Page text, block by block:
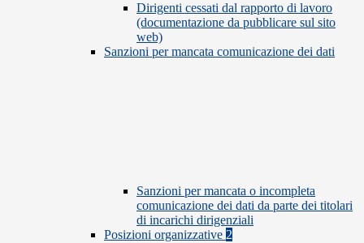
Dirigenti cessati dal rapporto di lavoro
(documentazione da pubblicare sul sito
web)
Sanzioni per mancata comunicazione dei dati
Sanzioni per mancata o incompleta
comunicazione dei dati da parte dei titolari
di incarichi dirigenziali
Posizioni organizzative 2